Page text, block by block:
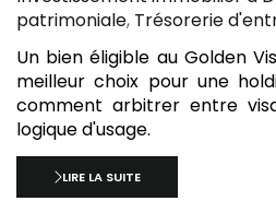
patrimoniale, Trésorerie
Un bien éligible au Golden
meilleur choix pour une
comment arbitrer entre
logique d'usage.
LIRE LA SUITE